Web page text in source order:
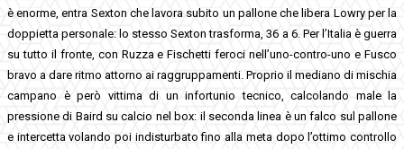
è enorme, entra Sexton che lavora subito un pallone che libera Lowry per la
doppietta personale: lo stesso Sexton trasforma, 36 a 6. Per l’Italia è guerra
su tutto il fronte, con Ruzza e Fischetti feroci nell’uno-contro-uno e Fusco
bravo a dare ritmo attorno ai raggruppamenti. Proprio il mediano di mischia
campano è però vittima di un infortunio tecnico, calcolando male la
pressione di Baird su calcio nel box: il seconda linea è un falco sul pallone
e intercetta volando poi indisturbato fino alla meta dopo l’ottimo controllo